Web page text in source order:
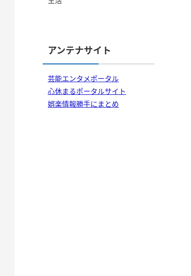
アンテナサイト
芸能エンタメポータル
心休まるポータルサイト
娯楽情報勝手にまとめ